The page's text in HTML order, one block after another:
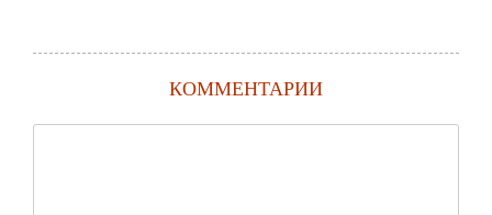
КОММЕНТАРИИ